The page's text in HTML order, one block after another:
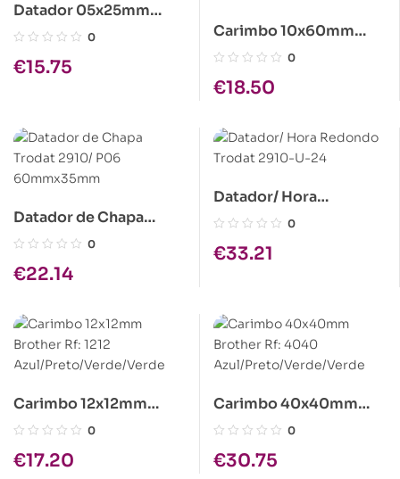
Datador 05x25mm
Colop S160 Almofada
0
€15.75
Carimbo 10x60mm
Brother Rf: 1060
e
0
€18.50
Datador de Chapa
Trodat 2910/ P06
0
€22.14
Datador/ Hora
Redondo Trodat 2910-
0
€33.21
Carimbo 12x12mm
Brother Rf: 1212
e
0
€17.20
Carimbo 40x40mm
Brother Rf: 4040
e
0
€30.75